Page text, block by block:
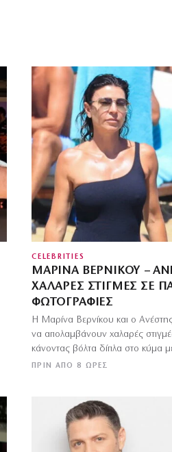
CELEBRITIES
ΜΑΡΊΝΑ ΒΕΡΝΊΚΟΥ –
ΧΑΛΑΡΈΣ ΣΤΙΓΜΈΣ ΣΕ
ΦΩΤΟΓΡΑΦΊΕΣ
ΠΡΙΝ ΑΠΌ 8 ΏΡΕΣ
Η Μαρίνα Βερνίκου και ο
να απολαμβάνουν χαλαρές
κάνοντας βόλτα δίπλα στο κύμα